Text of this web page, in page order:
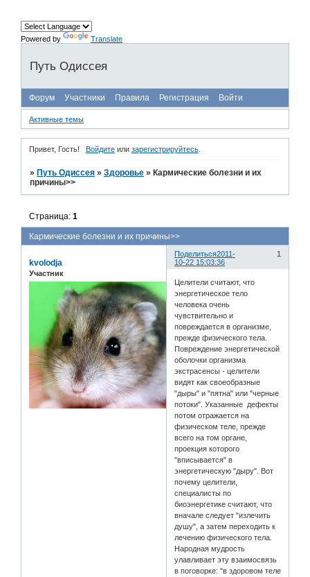
Powered by Translate
Путь Одиссея
Форум Участники Правила Регистрация Войти
Активные темы
Привет, Гость! Войдитеили зарегистрируйтесь.
» Путь Одиссея »Здоровье » Кармические болезни и их
причины>>
Кармические болезни и их причины>>
Страница:1
Поделиться 1
2011-
10-22 15:03:36
kvolodja
Участник
Целители считают, что
энергетическое тело
человека очень
чувствительно и
повреждается в организме,
прежде физического тела.
Повреждение энергетической
оболочки организма
экстрасенсы - целители
видят как своеобразные
"дыры" и "пятна" или "черные
потоки". Указанные дефекты
потом отражается на
физическом теле, прежде
всего на том органе,
проекция которого
"вписывается" в
энергетическую "дыру". Вот
почему целители,
специалисты по
биоэнергетике считают, что
вначале следует "излечить
душу", а затем переходить к
лечению физического тела.
Народная мудрость
улавливает эту взаимосвязь
в поговорке: "в здоровом теле